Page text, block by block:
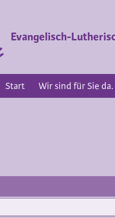
Evangelisch-
Start Wir sind für Sie da.